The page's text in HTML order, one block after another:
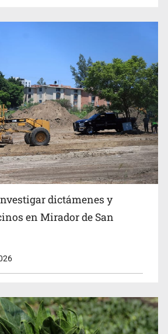
Ruso', objetivo prioritario por
del Carmen
dictámenes y
en Mirador de San